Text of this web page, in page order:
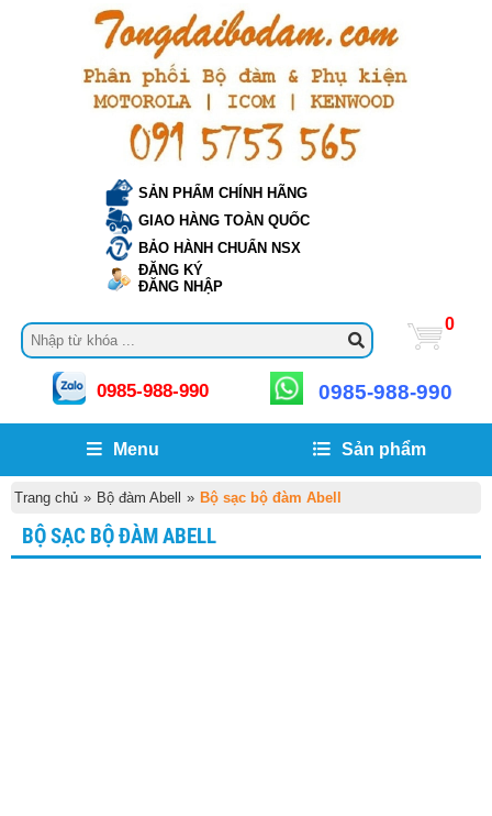
SẢN PHẨM CHÍNH HÃNG
GIAO HÀNG TOÀN QUỐC
BẢO HÀNH CHUẨN NSX
ĐĂNG KÝ
ĐĂNG NHẬP
0
0985-988-990 0985-988-990
Menu Sản phẩm
Trang chủ » Bộ đàm Abell » Bộ sạc bộ đàm Abell
BỘ SẠC BỘ ĐÀM ABELL